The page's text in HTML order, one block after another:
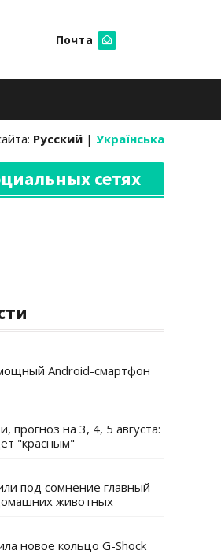
Почта
Русский | Українська
сетях
Android-смартфон
прогноз на 3, 4, 5 августа:
"красным"
под сомнение главный
животных
новое кольцо G-Shock